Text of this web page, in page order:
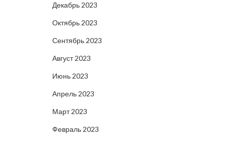
Декабрь 2023
Октябрь 2023
Сентябрь 2023
Август 2023
Июнь 2023
Апрель 2023
Март 2023
Февраль 2023